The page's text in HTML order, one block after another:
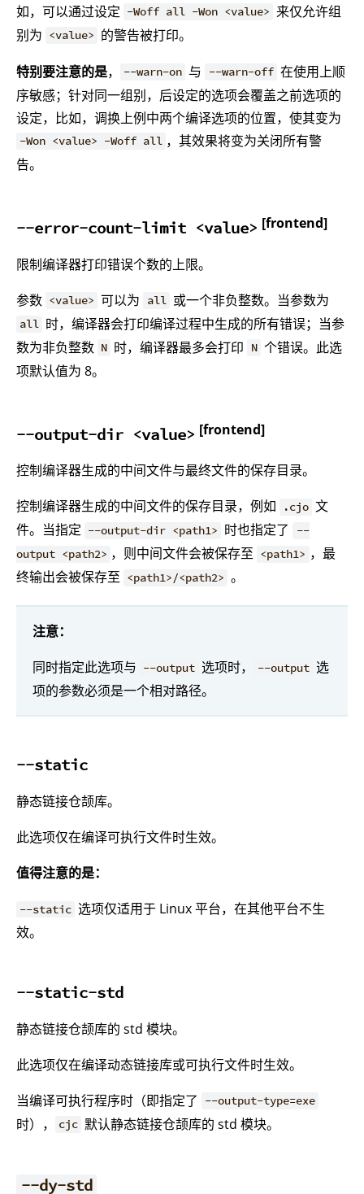
如，可以通过设定 -Woff all -Won <value> 来仅允许组
别为 <value> 的警告被打印。
特别要注意的是， --warn-on 与 --warn-off 在使用上顺
序敏感；针对同一组别，后设定的选项会覆盖之前选项的
设定，比如，调换上例中两个编译选项的位置，使其变为
-Won <value> -Woff all ，其效果将变为关闭所有警
告。
--error-count-limit <value> [frontend]
限制编译器打印错误个数的上限。
参数 <value> 可以为 all 或一个非负整数。当参数为
all 时，编译器会打印编译过程中生成的所有错误；当参
数为非负整数 N 时，编译器最多会打印 N 个错误。此选
项默认值为 8。
--output-dir <value> [frontend]
控制编译器生成的中间文件与最终文件的保存目录。
控制编译器生成的中间文件的保存目录，例如
.cjo 文
件。当指定 --output-dir <path1> 时也指定了
--
output <path2> ，则中间文件会被保存至 <path1> ，最
终输出会被保存至 <path1>/<path2> 。
注意：
同时指定此选项与 --output 选项时， --output 选
项的参数必须是一个相对路径。
--static
静态链接仓颉库。
此选项仅在编译可执行文件时生效。
值得注意的是：
--static 选项仅适用于 Linux 平台，在其他平台不生
效。
--static-std
静态链接仓颉库的 std 模块。
此选项仅在编译动态链接库或可执行文件时生效。
当编译可执行程序时（即指定了
--output-type=exe
时）， cjc 默认静态链接仓颉库的 std 模块。
--dy-std